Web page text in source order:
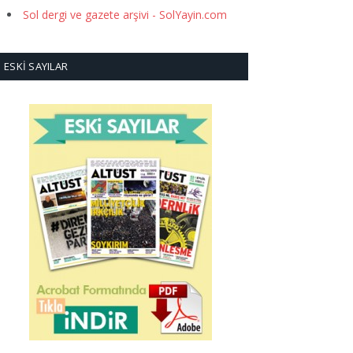
Sol dergi ve gazete arşivi - SolYayin.com
ESKI SAYILAR